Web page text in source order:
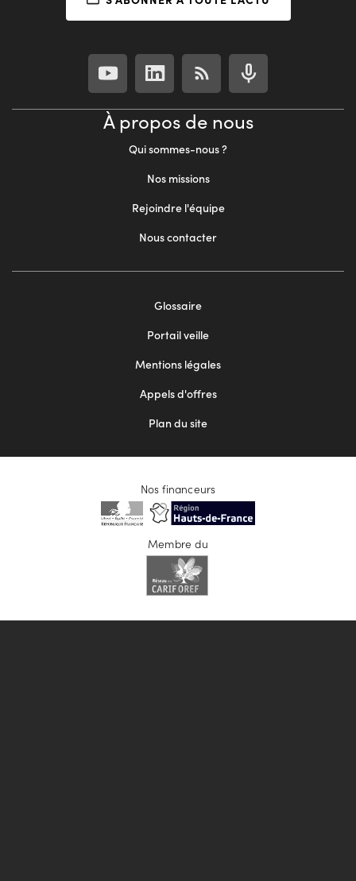
À propos de nous
Qui sommes-nous ?
Nos missions
Rejoindre l'équipe
Nous contacter
Glossaire
Portail veille
Mentions légales
Appels d'offres
Plan du site
Nos financeurs
Membre du